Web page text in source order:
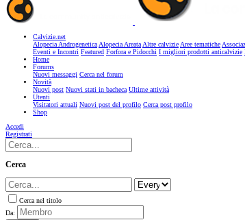
Calvizie.net
Alopecia AndrogeneticaAlopecia AreataAltre calvizieAree tematiche
Eventi e Incontri Featured Forfora e Pidocchi I migliori prodotti anticalvizie
Home
Forums
Nuovi messaggi Cerca nel forum
Novità
Nuovi post Nuovi stati in bacheca Ultime attività
Utenti
Visitatori attuali Nuovi post del profilo Cerca post profilo
Shop
Accedi
Registrati
Cerca
Cerca nel titolo
Da: